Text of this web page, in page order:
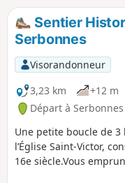
Sentier
Serbonnes
Visorandonneur
3,23 km
+12 m
Départ à Serbonnes
Une petite boucle de 3
l’Église Saint-Victor,
16e siècle.Vous